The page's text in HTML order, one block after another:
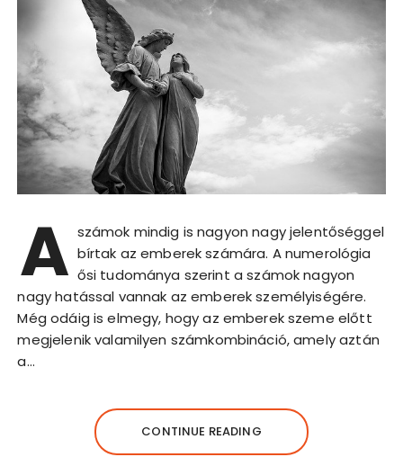
A számok mindig is nagyon nagy jelentőséggel
bírtak az emberek számára. A numerológia
ősi tudománya szerint a számok nagyon
nagy hatással vannak az emberek személyiségére.
Még odáig is elmegy, hogy az emberek szeme előtt
megjelenik valamilyen számkombináció, amely aztán
a…
CONTINUE READING